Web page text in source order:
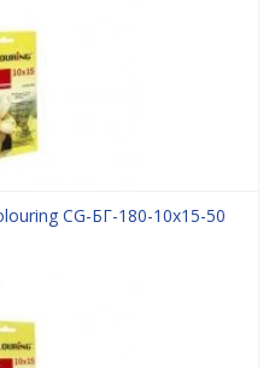
CG-БГ-180-10х15-50